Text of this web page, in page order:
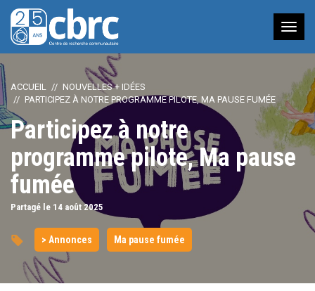
à
ACCUEIL
NOUVELLES + IDÉES
PARTICIPEZ À NOTRE PROGRAMME PILOTE, MA PAUSE FUMÉE
Participez à notre
programme pilote, Ma pause
fumée
Partagé le 14 août 2025
> Annonces Ma pause fumée